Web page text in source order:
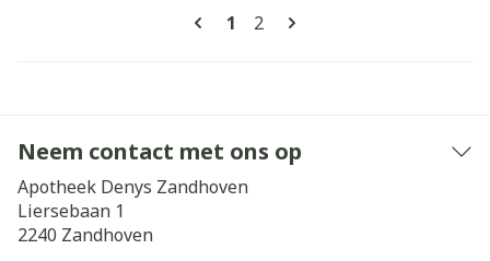
Pagina's
U lees momenteel pagina
1 Pagina
2
Neem contact met ons op
Apotheek Denys Zandhoven
Liersebaan 1
2240 Zandhoven